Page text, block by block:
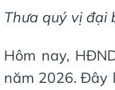
Thưa quý vị đại
Hôm nay,
năm 2026. Đây